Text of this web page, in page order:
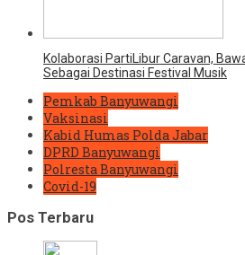
Kolaborasi PartiLibur Caravan,
Sebagai Destinasi Festival Musik
Pemkab Banyuwangi
Vaksinasi
Kabid Humas Polda Jabar
DPRD Banyuwangi
Polresta Banyuwangi
Covid-19
Pos Terbaru